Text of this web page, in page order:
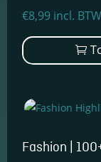
€8,99 incl. BTW
Fashion |
bezoekers
omgaan met
website,
en om
betere
analyses uit
te voeren.